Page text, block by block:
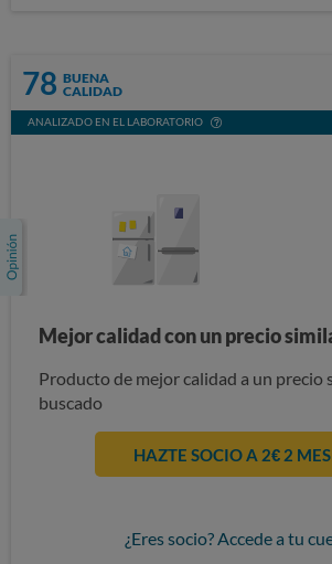
78 BUENA
CALIDAD
ANALIZADO EN EL LABORATORIO
Mejor calidad con un precio
Producto de mejor calidad a un precio
buscado
HAZTE SOCIO A 2€ 2
¿Eres socio? Accede a tu